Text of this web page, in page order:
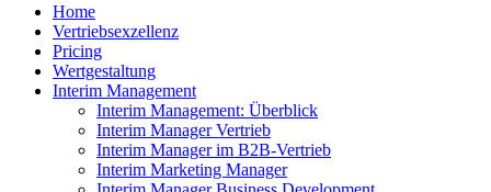
Home
Vertriebsexzellenz
Pricing
Wertgestaltung
Interim Management
Interim Management: Überblick
Interim Manager Vertrieb
Interim Manager im B2B-Vertrieb
Interim Marketing Manager